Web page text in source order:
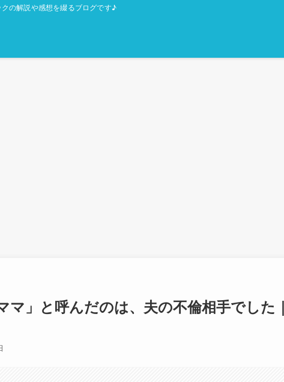
の解説や感想を綴るブログです♪
マ」と呼んだのは、夫の不倫相手でした｜